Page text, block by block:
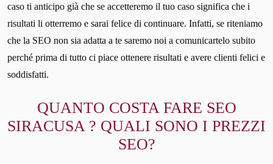
caso ti anticipo già che se accetteremo il tuo caso significa che i
risultati li otterremo e sarai felice di continuare. Infatti, se riteniamo
che la SEO non sia adatta a te saremo noi a comunicartelo subito
perché prima di tutto ci piace ottenere risultati e avere clienti felici e
soddisfatti.
QUANTO COSTA FARE SEO
SIRACUSA ? QUALI SONO I PREZZI
SEO?